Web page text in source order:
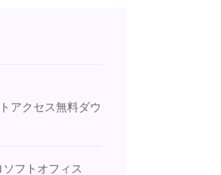
アクセス無料ダウ
フトオフィス